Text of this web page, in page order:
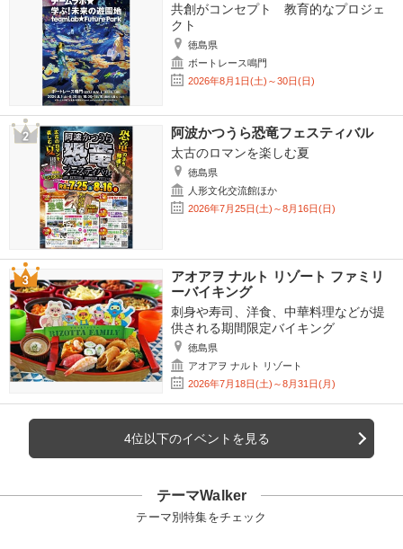
共創がコンセプト 教育的なプロジェ
クト
徳島県
ボートレース鳴門
2026年8月1日(土)～30日(日)
阿波かつうら恐竜フェスティバル
太古のロマンを楽しむ夏
徳島県
人形文化交流館ほか
2026年7月25日(土)～8月16日(日)
アオアヲ ナルト リゾート ファミリ
ーバイキング
刺身や寿司、洋食、中華料理などが提
供される期間限定バイキング
徳島県
アオアヲ ナルト リゾート
2026年7月18日(土)～8月31日(月)
4位以下のイベントを見る
テーマWalker
テーマ別特集をチェック